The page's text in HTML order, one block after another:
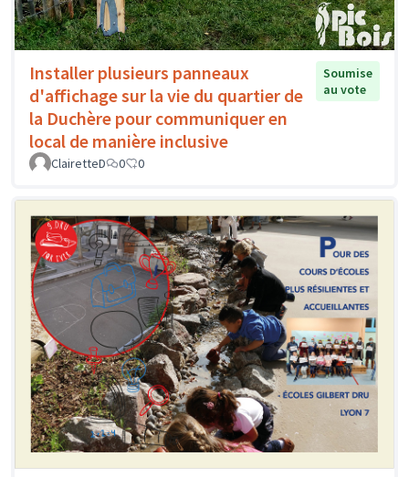
Installer plusieurs panneaux
d'affichage sur la vie du quartier de
la Duchère pour communiquer en
local de manière inclusive
Soumise
au vote
ClairetteD 0 0